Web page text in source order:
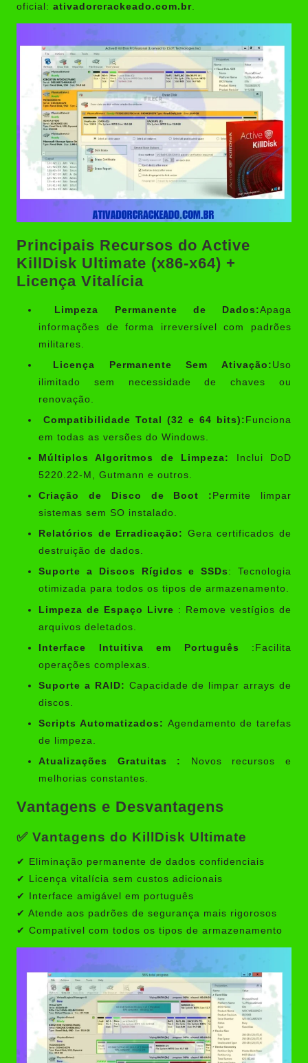
oficial: ativadorcrackeado.com.br
Principais Recursos do Active
KillDisk Ultimate (x86-x64) +
Licença Vitalícia
Limpeza Permanente de Dados:Apaga
informações de forma irreversível com padrões
militares.
Licença Permanente Sem Ativação: Uso
ilimitado sem necessidade de chaves ou
renovação.
Compatibilidade Total (32 e 64 bits): Funciona
em todas as versões do Windows.
Múltiplos Algoritmos de Limpeza:
Inclui DoD
5220.22-M, Gutmann e outros.
Criação de Disco de Boot : Permite limpar
sistemas sem SO instalado.
Relatórios de Erradicação: Gera certificados de
destruição de dados.
Suporte a Discos Rígidos e SSDs : Tecnologia
otimizada para todos os tipos de armazenamento.
Limpeza de Espaço Livre : Remove vestígios de
arquivos deletados.
Interface Intuitiva em Português :Facilita
operações complexas.
Suporte a RAID: Capacidade de limpar arrays de
discos.
Scripts Automatizados: Agendamento de tarefas
de limpeza.
Atualizações Gratuitas :
Novos recursos e
melhorias constantes.
Vantagens e Desvantagens
✅ Vantagens do KillDisk Ultimate
✔ Eliminação permanente de dados confidenciais
✔ Licença vitalícia sem custos adicionais
✔ Interface amigável em português
✔ Atende aos padrões de segurança mais rigorosos
✔ Compatível com todos os tipos de armazenamento